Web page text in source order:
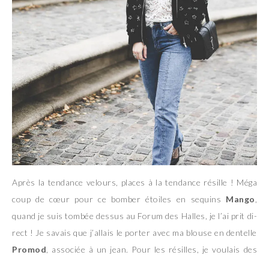
Après la tendance velours, places à la tendance résille ! Méga
coup de cœur pour ce bomber étoiles en sequins Mango
quand je suis tombée dessus au Forum des Halles, je l’ai prit di-
rect ! Je savais que j’allais le porter avec ma blouse en dentelle
Promod , associée à un jean. Pour les résilles, je voulais des